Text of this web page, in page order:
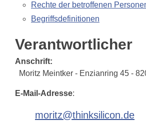
Rechte der betroffenen
Begriffsdefinitionen
Verantwortlicher
Anschrift:
Moritz Meintker - Enzianring 45 -
E-Mail-Adresse:
moritz@thinksilicon.de